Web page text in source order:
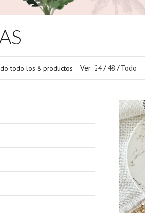
todo los 8 productos Ver 24/ 48 / Todo